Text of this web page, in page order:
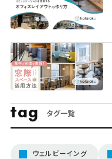
tag タグ一覧
ウェルビーイング